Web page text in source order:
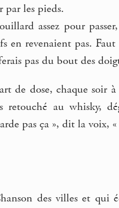
par les pieds.
assez pour
en revenaient pas.
pas du bout des
de dose, chaque soir
retouché au whisky,
pas ça », dit la voix,
des villes et qui